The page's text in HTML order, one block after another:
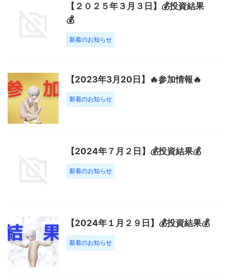
【２０２５年３月３日】💰投資結果
💰
新着のお知らせ
【2023年3月20日】🔥参加情報🔥
新着のお知らせ
【2024年７月２日】💰投資結果💰
新着のお知らせ
【2024年１月２９日】💰投資結果💰
新着のお知らせ